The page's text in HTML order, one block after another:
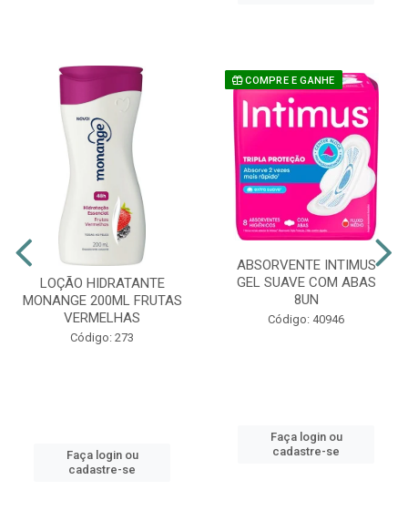
LOÇÃO HIDRATANTE
MONANGE 200ML FRUTAS
VERMELHAS
Código: 273
Faça login ou
cadastre-se
COMPRE E GANHE
ABSORVENTE INTIMUS
GEL SUAVE COM ABAS
8UN
Código: 40946
Faça login ou
cadastre-se